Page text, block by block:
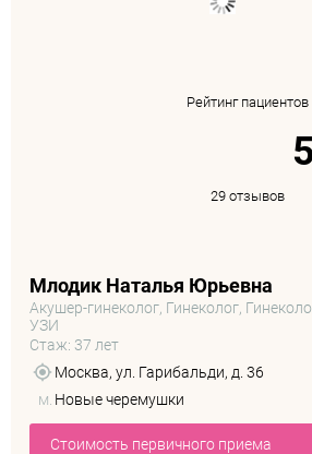
Рейтинг пациентов
29 отзывов
Млодик Наталья Юрьевна
Акушер-гинеколог, Гинеколог,
УЗИ
Стаж: 37 лет
Москва, ул. Гарибальди, д. 36
м. Новые черемушки
Стоимость первичного приема